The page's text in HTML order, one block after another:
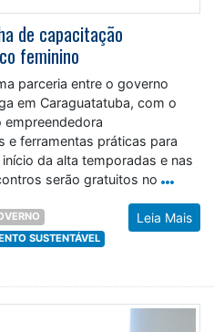
de capacitação
feminino
parceria entre o governo
em Caraguatatuba, com o
e ferramentas práticas para
da alta temporadas e nas
serão gratuitos no
Leia Mais
SUSTENTÁVEL